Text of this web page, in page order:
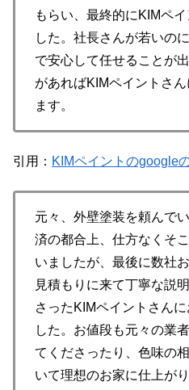
もらい、最終的にKIMペ
した。社長さんが若いの
で安心して任せることが
があればKIMペイントさ
ます。
引用： KIMペイントのgoogle
元々、外壁塗装を頼んで
済の都合上、仕方なくそ
いましたが、最後に数社
見積もりに来て丁寧な説
さったKIMペイントさん
した。お値段も元々の業
てくださったり、色味の
いて理想のお家に仕上が